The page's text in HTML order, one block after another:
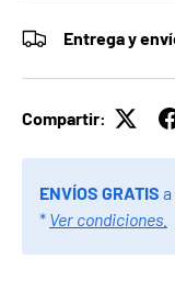
Entrega y
Compartir:
ENVÍOS GRATIS
* Ver condiciones.